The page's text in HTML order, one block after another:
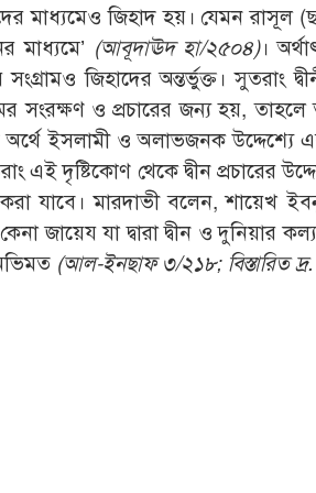
মাধ্যমেও জিহাদ হয়। যেমন রাসূল
মাধ্যমে’ (আবূদাঊদ হা/২৫০৪)।
সংগ্রামও জিহাদের অন্তর্ভুক্ত। সুতরাং
সংরক্ষণ ও প্রচারের জন্য হয়, তাহলে
ইসলামী ও অলাভজনক উদ্দেশ্যে
এই দৃষ্টিকোণ থেকে দ্বীন প্রচারের
যাবে। মারদাভী বলেন, শায়েখ
জায়েয যা দ্বারা দ্বীন ও দুনিয়ার
(আল-ইনছাফ ৩/২১৮; বিস্তারিত দ্র.